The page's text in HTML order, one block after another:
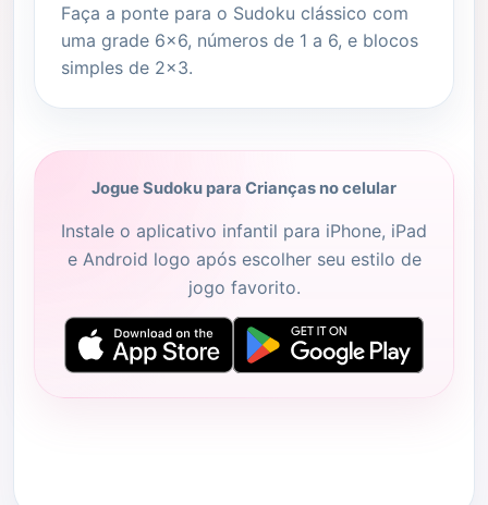
Faça a ponte para o Sudoku clássico com
uma grade 6x6, números de 1 a 6, e blocos
simples de 2x3.
Jogue Sudoku para Crianças no celular
Instale o aplicativo infantil para iPhone, iPad
e Android logo após escolher seu estilo de
jogo favorito.